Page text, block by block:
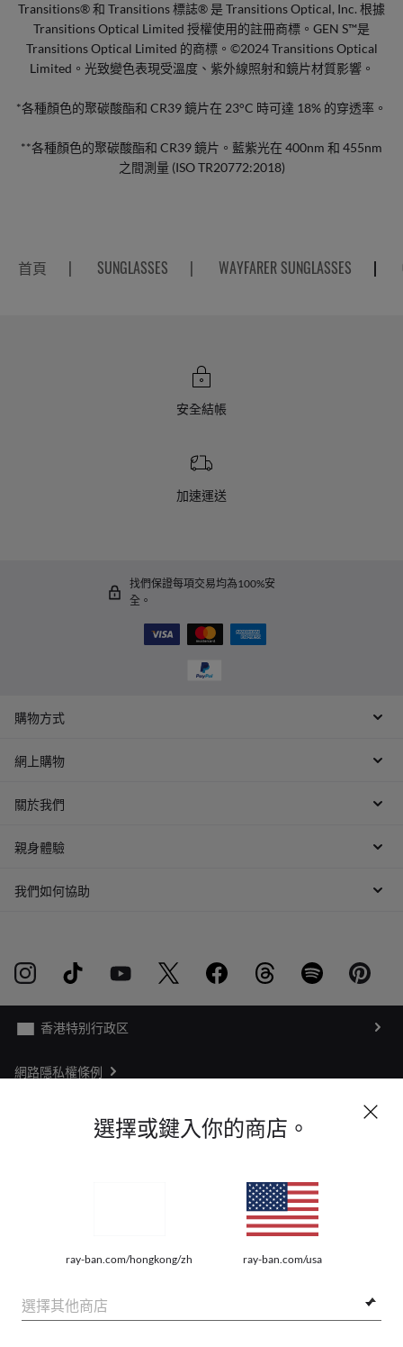
選擇或鍵入你的商店。
ray-ban.com/hongkong/zh ray-ban.com/usa
選擇其他商店
Transitions® 和 Transitions 標誌® 是 Transitions Optical, Inc. 根據
Transitions Optical Limited 授權使用的註冊商標。GEN S™是
Transitions Optical Limited 的商標。©2024 Transitions Optical
Limited。光致變色表現受溫度、紫外線照射和鏡片材質影響。
*各種顏色的聚碳酸酯和 CR39 鏡片在 23°C 時可達 18% 的穿透率。
**各種顏色的聚碳酸酯和 CR39 鏡片。藍紫光在 400nm 和 455nm
之間測量 (ISO TR20772:2018)
首頁 | SUNGLASSES | WAYFARER SUNGLASSES |
安全結帳
加速運送
找們保證每項交易均為100%安
全。
購物方式
網上購物
關於我們
親身體驗
我們如何協助
網路隱私權條例
本網站上的照片和圖像僅供說明之用。沒有品質或本文所描繪的產品特性可以
從相關圖像來推斷。由Luxottica Group SpA公司進行的某些活動，可根據美國
有權利。